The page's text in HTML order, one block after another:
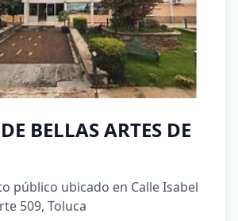
BELLAS ARTES DE
público ubicado en Calle Isabel
509, Toluca